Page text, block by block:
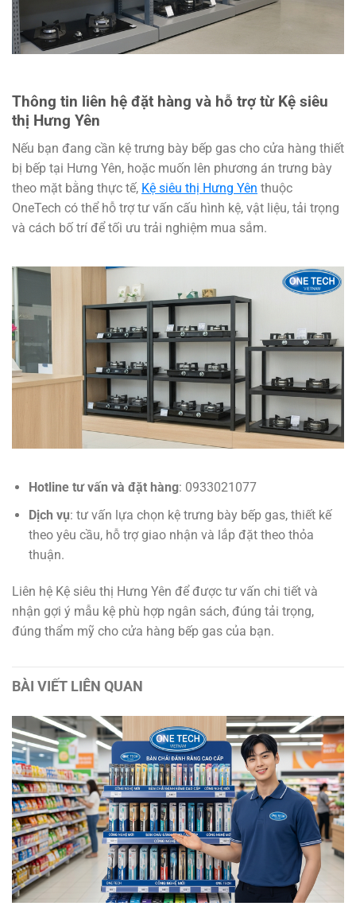
Thông tin liên hệ đặt hàng và hỗ trợ từ Kệ siêu
thị Hưng Yên
Nếu bạn đang cần kệ trưng bày bếp gas cho cửa hàng thiết
bị bếp tại Hưng Yên, hoặc muốn lên phương án trưng bày
theo mặt bằng thực tế, Kệ siêu thị Hưng Yên thuộc
OneTech có thể hỗ trợ tư vấn cấu hình kệ, vật liệu, tải trọng
và cách bố trí để tối ưu trải nghiệm mua sắm.
Hotline tư vấn và đặt hàng: 0933021077
Dịch vụ: tư vấn lựa chọn kệ trưng bày bếp gas, thiết kế
theo yêu cầu, hỗ trợ giao nhận và lắp đặt theo thỏa
thuận.
Liên hệ Kệ siêu thị Hưng Yên để được tư vấn chi tiết và
nhận gợi ý mẫu kệ phù hợp ngân sách, đúng tải trọng,
đúng thẩm mỹ cho cửa hàng bếp gas của bạn.
BÀI VIẾT LIÊN QUAN